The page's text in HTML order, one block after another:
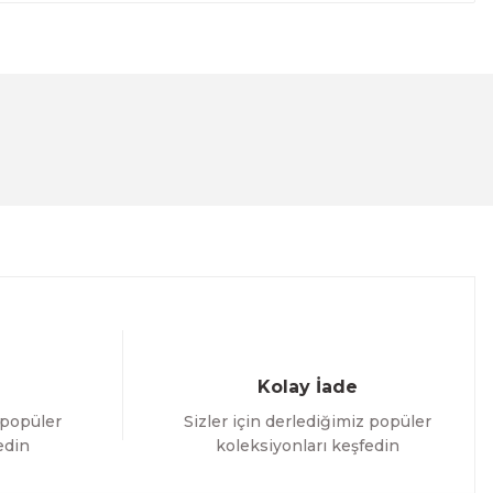
Kolay İade
Sizler için derlediğimiz popüler
koleksiyonları keşfedin